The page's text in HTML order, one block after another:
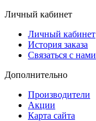
Личный кабинет
Личный кабинет
История заказа
Связаться с нами
Дополнительно
Производители
Акции
Карта сайта